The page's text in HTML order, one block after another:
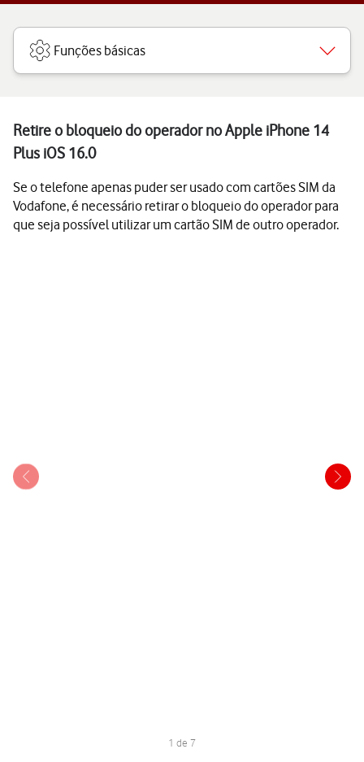
Funções básicas
Retire o bloqueio do operador no Apple iPhone 14
Plus iOS 16.0
Se o telefone apenas puder ser usado com cartões SIM da
Vodafone, é necessário retirar o bloqueio do operador para
que seja possível utilizar um cartão SIM de outro operador.
1 de 7